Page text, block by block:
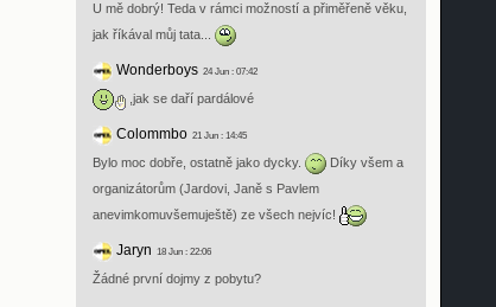
U mě dobrý! Teda v rámci možností a přiměřeně věku,
jak říkával můj tata...
Wonderboys24 Jun : 07:42
,jak se daří pardálové
Colommbo21 Jun : 14:45
Bylo moc dobře, ostatně jako dycky.
Díky všem a
organizátorům (Jardovi, Janě s Pavlem
anevimkomuvšemuještě) ze všech nejvíc!
Jaryn 18 Jun : 22:06
Žádné první dojmy z pobytu?